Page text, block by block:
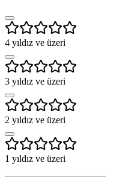
4 yıldız ve üzeri
3 yıldız ve üzeri
2 yıldız ve üzeri
1 yıldız ve üzeri